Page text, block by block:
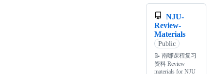
NJU-
Review-
Materials
Public
📝 南哪课程复习
资料 Review
materials for NJU